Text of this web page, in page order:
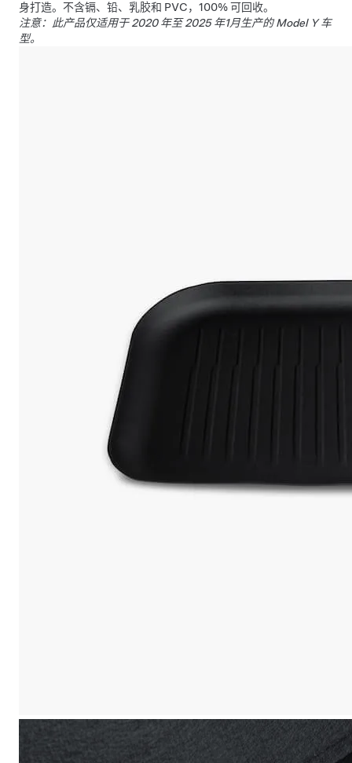
身打造。不含镉、铅、乳胶和 PVC，100% 可回收。
注意：此产品仅适用于 2020 年至 2025 年1月生产的 Model Y 车
型。